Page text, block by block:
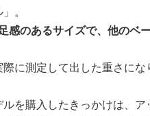
。
感のあるサイズで、他のベ
に測定して出した重さにな
を購入したきっかけは、